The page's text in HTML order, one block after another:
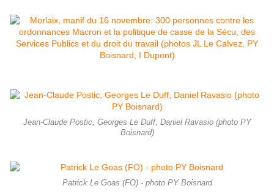
Jean-Claude Postic, Georges Le Duff, Daniel Ravasio (photo PY
Boisnard)
Patrick Le Goas (FO) - photo PY Boisnard